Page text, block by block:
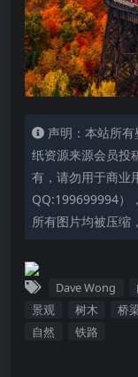
声明：本站所
纸资源来源会员投
有，请勿用于商业
QQ:199699994）
所有图片均被压缩
Dave Wong
景观
树木 桥
自然
铁路